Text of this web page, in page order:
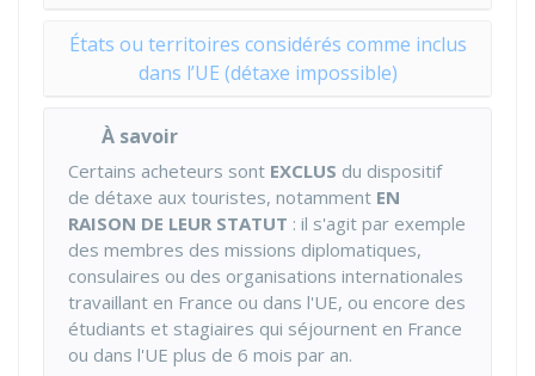
États ou territoires considérés comme inclus
dans l’UE (détaxe impossible)
À savoir
Certains acheteurs sont EXCLUS du dispositif
de détaxe aux touristes, notamment EN
RAISON DE LEUR STATUT : il s'agit par exemple
des membres des missions diplomatiques,
consulaires ou des organisations internationales
travaillant en France ou dans l'UE, ou encore des
étudiants et stagiaires qui séjournent en France
ou dans l'UE plus de 6 mois par an.